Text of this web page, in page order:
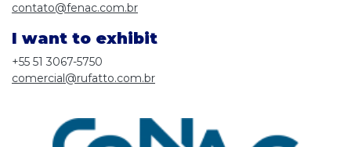
contato@fenac.com.br
I want to exhibit
+55 51 3067-5750
comercial@rufatto.com.br